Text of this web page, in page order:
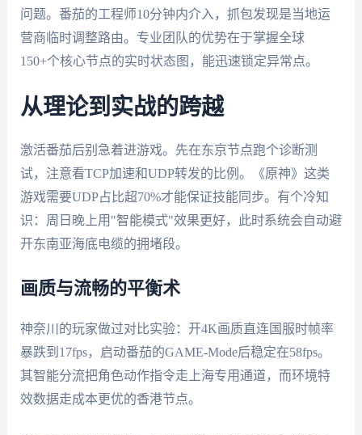
问题。番茄的工程师10分钟内介入，抓包发现是当地运
营商临时调整路由。专业团队的优势在于掌握全球
150+个核心节点的实时状态图，能迅速锁定异常点。
从理论到实战的跨越
激活番茄后别急着进游戏。先在东京节点跑个诊断测
试，注意看TCP加速和UDP转发的比例。《原神》这类
游戏需要UDP占比超70%才能保证技能同步。有个冷知
识：周日晚上用"智能模式"效果更好，此时系统会自动避
开东南亚海底电缆的拥堵段。
画质与流畅的平衡术
神奈川的玩家做过对比实验：开4K画质直连国服时帧率
暴跌到17fps，启动番茄的GAME-Mode后稳定在58fps。
其智能分流把角色动作指令走上海专用通道，而环境特
效数据走成本更优的香港节点。